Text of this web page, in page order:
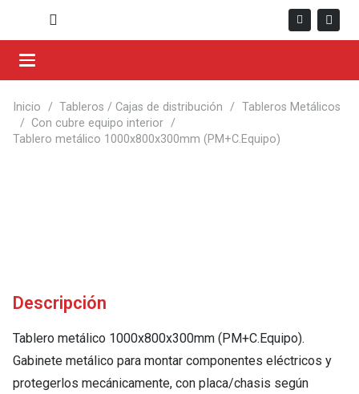
Inicio / Tableros / Cajas de distribución / Tableros Metálicos
/ Con cubre equipo interior /
Tablero metálico 1000x800x300mm (PM+C.Equipo)
Descripción
Tablero metálico 1000x800x300mm (PM+C.Equipo).
Gabinete metálico para montar componentes eléctricos y
protegerlos mecánicamente, con placa/chasis según